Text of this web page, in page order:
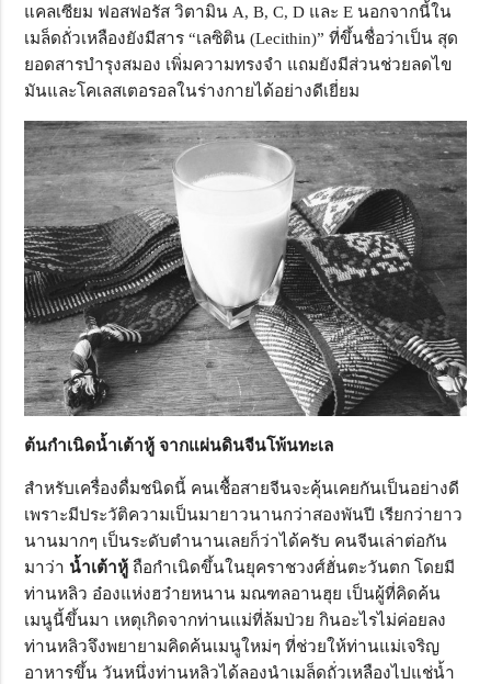
แคลเซียม ฟอสฟอรัส วิตามิน A, B, C, D และ E นอกจากนี้ใน
เมล็ดถั่วเหลืองยังมีสาร “เลซิติน (Lecithin)” ที่ขึ้นชื่อว่าเป็น สุด
ยอดสารบำรุงสมอง เพิ่มความทรงจำ แถมยังมีส่วนช่วยลดไข
มันและโคเลสเตอรอลในร่างกายได้อย่างดีเยี่ยม
ต้นกำเนิดน้ำเต้าหู้ จากแผ่นดินจีนโพ้นทะเล
สำหรับเครื่องดื่มชนิดนี้ คนเชื้อสายจีนจะคุ้นเคยกันเป็นอย่างดี
เพราะมีประวัติความเป็นมายาวนานกว่าสองพันปี เรียกว่ายาว
นานมากๆ เป็นระดับตำนานเลยก็ว่าได้ครับ คนจีนเล่าต่อกัน
มาว่า น้ำเต้าหู้ ถือกำเนิดขึ้นในยุคราชวงศ์ฮั่นตะวันตก โดยมี
ท่านหลิว อ๋องแห่งฮว๋ายหนาน มณฑลอานฮุย เป็นผู้ที่คิดค้น
เมนูนี้ขึ้นมา เหตุเกิดจากท่านแม่ที่ล้มป่วย กินอะไรไม่ค่อยลง
ท่านหลิวจึงพยายามคิดค้นเมนูใหม่ๆ ที่ช่วยให้ท่านแม่เจริญ
อาหารขึ้น วันหนึ่งท่านหลิวได้ลองนำเมล็ดถั่วเหลืองไปแช่น้ำ